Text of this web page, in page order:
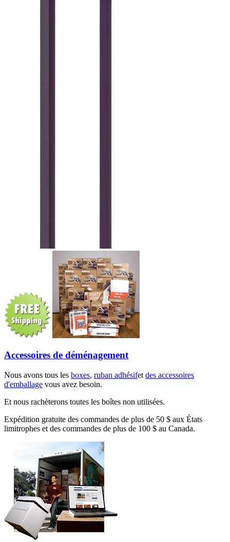
Accessoires de déménagement
Nous avons tous les boxes, ruban adhésifet des accessoires
d'emballage vous avez besoin.
Et nous rachèterons toutes les boîtes non utilisées.
Expédition gratuite des commandes de plus de 50 $ aux États
limitrophes et des commandes de plus de 100 $ au Canada.